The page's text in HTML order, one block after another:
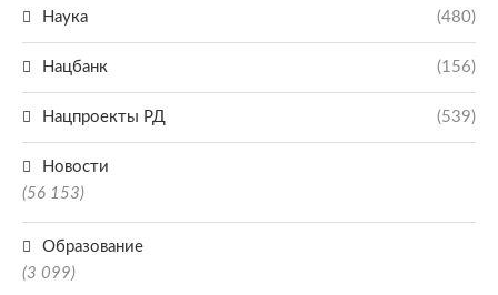
Наука (480)
Нацбанк (156)
Нацпроекты РД (539)
Новости
(56 153)
Образование
(3 099)